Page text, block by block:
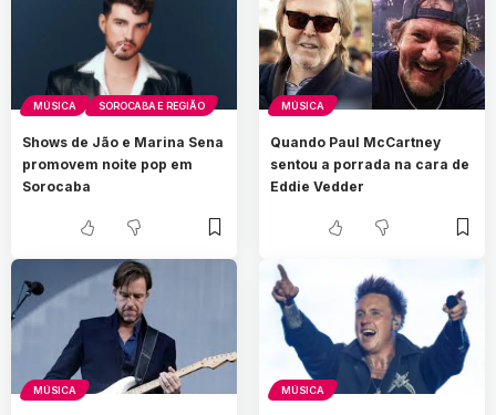
MÚSICA SOROCABA E REGIÃO
Shows de Jão e Marina Sena
promovem noite pop em
Sorocaba
MÚSICA
Quando Paul McCartney
sentou a porrada na cara de
Eddie Vedder
MÚSICA MÚSICA